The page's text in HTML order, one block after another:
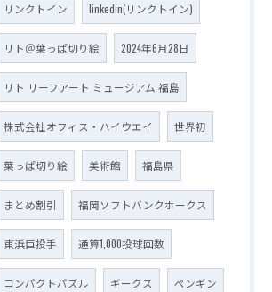
リンクトイン linkedin(リンクトイン)
リト＠葉っぱ切り絵 2024年6月28日
リト リーフアート ミュージアム 福島
株式会社オフィス・ハイウエイ 世界初
葉っぱ切り絵 美術館 福島県
まとめ割引 福岡ソフトバンクホークス
東浜巨投手 通算1,000投球回数
コンパクトパズル ギークス ペンギン